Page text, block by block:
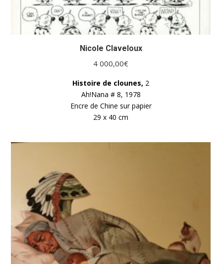
Nicole Claveloux
4 000,00€
Histoire de clounes, 2
Ah!Nana # 8, 1978
Encre de Chine sur papier
29 x 40 cm